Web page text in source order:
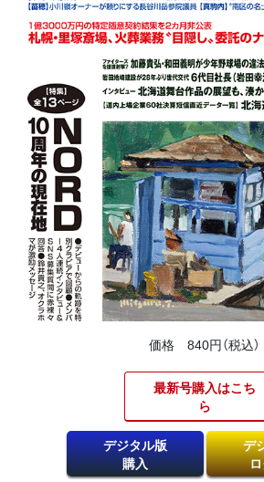
価格 840円（税込）
最新号購入はこち
ら​
デジタル版
購入
デ